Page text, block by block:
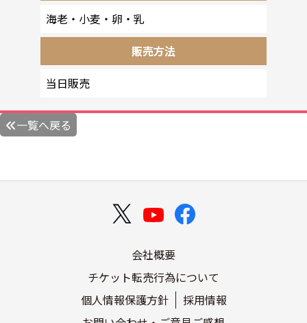
海老・小麦・卵・乳
販売方法
当日販売
一覧へ戻る
会社概要
チケット転売行為について
個人情報保護方針
採用情報